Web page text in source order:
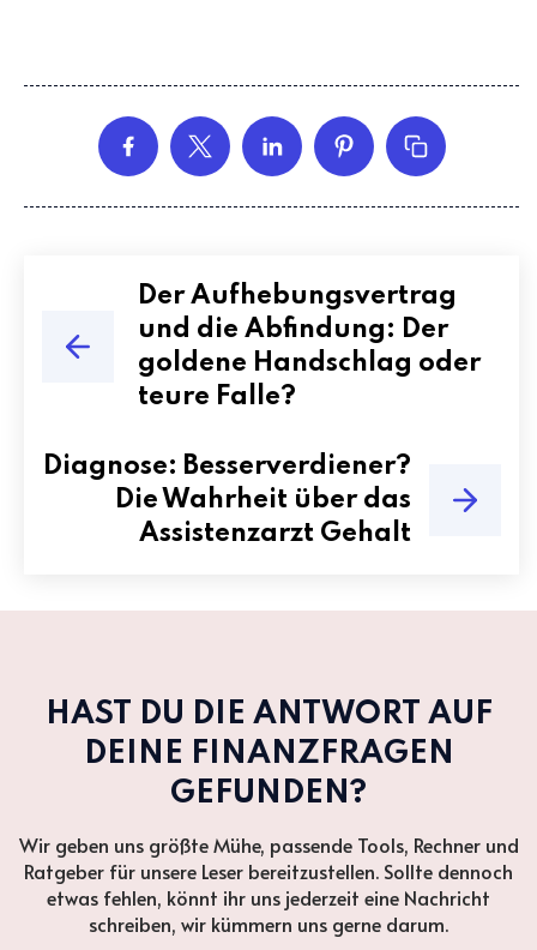
Der Aufhebungsvertrag
und die Abfindung: Der
goldene Handschlag oder
teure Falle?
Diagnose: Besserverdiener?
Die Wahrheit über das
Assistenzarzt Gehalt
HAST DU DIE ANTWORT AUF
DEINE FINANZFRAGEN
GEFUNDEN?
Wir geben uns größte Mühe, passende Tools, Rechner und
Ratgeber für unsere Leser bereitzustellen. Sollte dennoch
etwas fehlen, könnt ihr uns jederzeit eine Nachricht
schreiben, wir kümmern uns gerne darum.